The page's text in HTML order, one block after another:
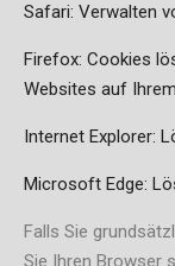
Safari: Verwalten
Firefox: Cookies
Websites auf
Internet Explorer:
Microsoft Edge:
Falls Sie
Sie Ihren Browser